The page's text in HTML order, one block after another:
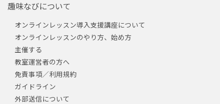
趣味なびについて
オンラインレッスン導入支援講座について
オンラインレッスンのやり方、始め方
主催する
教室運営者の方へ
免責事項／利用規約
ガイドライン
外部送信について